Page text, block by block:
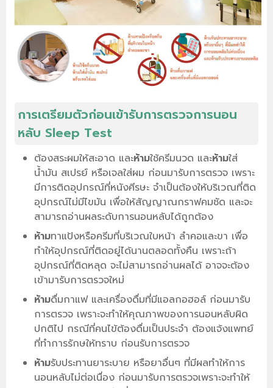
การเตรียมตัวก่อนเข้ารับการตรวจการนอน
หลับ Sleep Test
ต้องสระผมให้สะอาด และห้ามใช้ครีมนวด และห้ามใส่
น้ำมัน สเปรย์ หรือเจลใส่ผม ก่อนมารับการตรวจ เพราะ
มีการติดอุปกรณ์ที่หนังศีรษะ จำเป็นต้องให้บริเวณที่ติด
อุปกรณ์ไม่มีไขมัน เพื่อให้สัญญาณกราฟคมชัด และจะ
สามารถอ่านผลระดับการนอนหลับได้ถูกต้อง
ห้ามทาแป้งหรือครีมที่บริเวณใบหน้า ลำคอและขา เพื่อ
ทำให้อุปกรณ์ที่ติดอยู่ได้นานตลอดทั้งคืน เพราะถ้า
อุปกรณ์ที่ติดหลุด จะไม่สามารถอ่านผลได้ อาจจะต้อง
เข้ามารับการตรวจใหม่
ห้ามดื่มกาแฟ และเครื่องดื่มที่มีแอลกอฮอล์ ก่อนมารับ
การตรวจ เพราะจะทำให้คุณภาพของการนอนหลับผิด
ปกติไป กรณีที่คนไข้ต้องดื่มเป็นประจำ ต้องแจ้งแพทย์
ที่ทำการรักษให้ทราบ ก่อนรับการตรวจ
ห้ามรับประทานยาระบาย หรือยาอื่นๆ ที่มีผลทำให้การ
นอนหลับไม่ต่อเนื่อง ก่อนมารับการตรวจเพราะจะทำให้